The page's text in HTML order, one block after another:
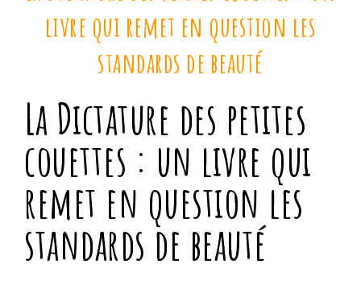
livre qui remet en question les
standards de beauté
La Dictature des petites
couettes : un livre qui
remet en question les
standards de beauté